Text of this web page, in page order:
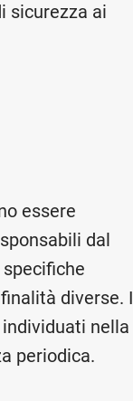
sicurezza ai
essere
dal
diverse. I
nella
periodica.